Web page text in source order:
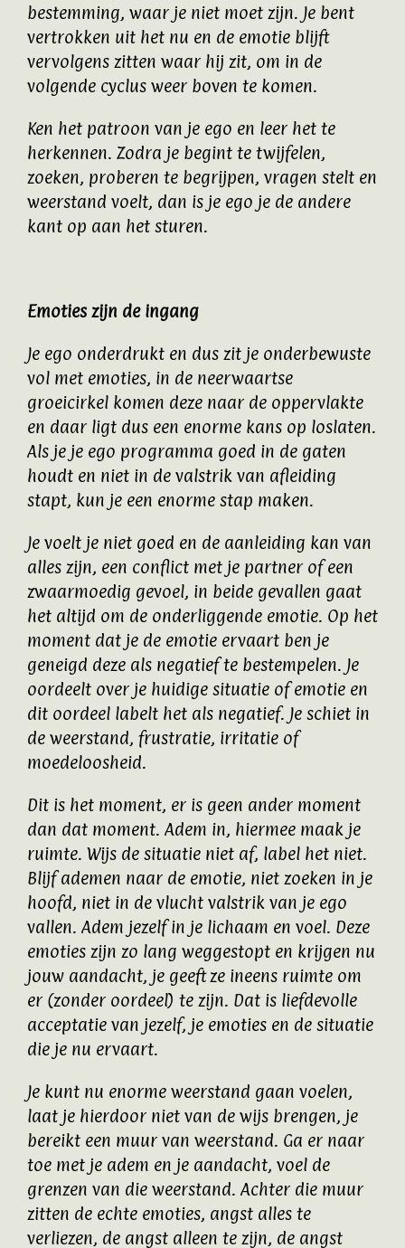
bestemming, waar je niet moet zijn. Je bent
vertrokken uit het nu en de emotie blijft
vervolgens zitten waar hij zit, om in de
volgende cyclus weer boven te komen.
Ken het patroon van je ego en leer het te
herkennen. Zodra je begint te twijfelen,
zoeken, proberen te begrijpen, vragen stelt en
weerstand voelt, dan is je ego je de andere
kant op aan het sturen.
Emoties zijn de ingang
Je ego onderdrukt en dus zit je onderbewuste
vol met emoties, in de neerwaartse
groeicirkel komen deze naar de oppervlakte
en daar ligt dus een enorme kans op loslaten.
Als je je ego programma goed in de gaten
houdt en niet in de valstrik van afleiding
stapt, kun je een enorme stap maken.
Je voelt je niet goed en de aanleiding kan van
alles zijn, een conflict met je partner of een
zwaarmoedig gevoel, in beide gevallen gaat
het altijd om de onderliggende emotie. Op het
moment dat je de emotie ervaart ben je
geneigd deze als negatief te bestempelen. Je
oordeelt over je huidige situatie of emotie en
dit oordeel labelt het als negatief. Je schiet in
de weerstand, frustratie, irritatie of
moedeloosheid.
Dit is het moment, er is geen ander moment
dan dat moment. Adem in, hiermee maak je
ruimte. Wijs de situatie niet af, label het niet.
Blijf ademen naar de emotie, niet zoeken in je
hoofd, niet in de vlucht valstrik van je ego
vallen. Adem jezelf in je lichaam en voel. Deze
emoties zijn zo lang weggestopt en krijgen nu
jouw aandacht, je geeft ze ineens ruimte om
er (zonder oordeel) te zijn. Dat is liefdevolle
acceptatie van jezelf, je emoties en de situatie
die je nu ervaart.
Je kunt nu enorme weerstand gaan voelen,
laat je hierdoor niet van de wijs brengen, je
bereikt een muur van weerstand. Ga er naar
toe met je adem en je aandacht, voel de
grenzen van die weerstand. Achter die muur
zitten de echte emoties, angst alles te
verliezen, de angst alleen te zijn, de angst